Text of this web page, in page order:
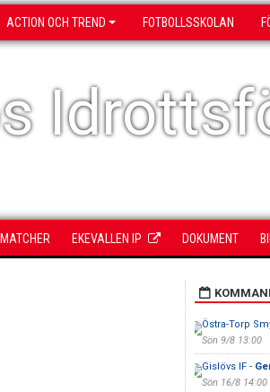
ACTION OCH TREND FOTBOLLSSKOLAN
MATCHER EKEVALLEN IP DOKUMENT
Östra-Torp
Sön 9/8 13:00
Gislövs IF -
Sön 16/8 14:00